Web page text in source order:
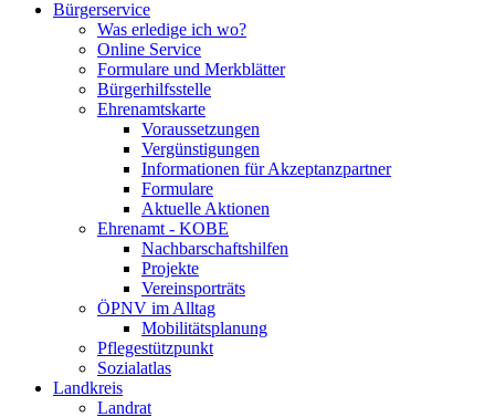
Bürgerservice
Was erledige ich wo?
Online Service
Formulare und Merkblätter
Bürgerhilfsstelle
Ehrenamtskarte
Voraussetzungen
Vergünstigungen
Informationen für Akzeptanzpartner
Formulare
Aktuelle Aktionen
Ehrenamt - KOBE
Nachbarschaftshilfen
Projekte
Vereinsporträts
ÖPNV im Alltag
Mobilitätsplanung
Pflegestützpunkt
Sozialatlas
Landkreis
Landrat